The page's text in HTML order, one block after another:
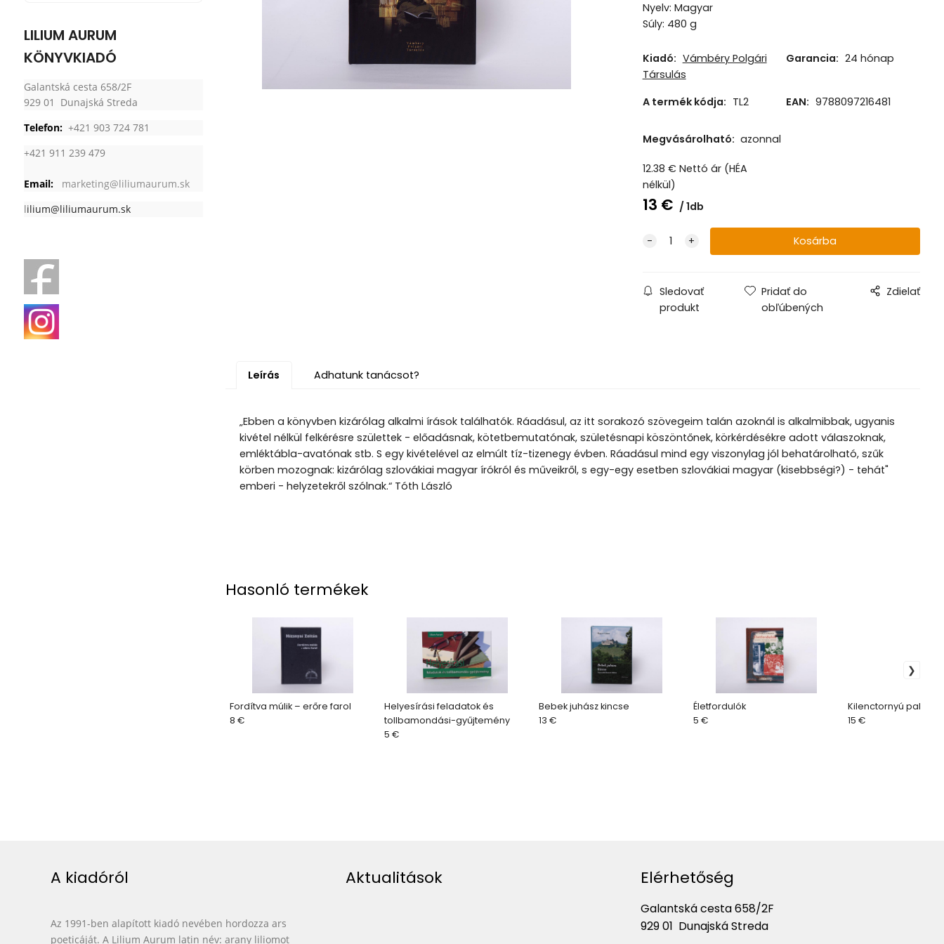
LILIUM AURUM
KÖNYVKIADÓ
Galantská cesta 658/2F
929 01 Dunajská Streda
Telefon: +421 903 724 781
+421 911 239 479
Email:
marketing@liliumaurum.sk
lilium@liliumaurum.sk
Nyelv: Magyar
Súly: 480 g
Kiadó: Vámbéry Polgári
Társulás
Garancia: 24 hónap
A termék kódja: TL2 EAN: 9788097216481
Megvásárolható: azonnal
12.38 € Nettó ár (HÉA
nélkül)
13 € 1db
Sledovať
produkt
Pridať do
obľúbených
Zdielať
Leírás Adhatunk tanácsot?
„Ebben a könyvben kizárólag alkalmi írások találhatók. Ráadásul, az itt sorakozó szövegeim talán azoknál is alkalmibbak, ugyanis
kivétel nélkül felkérésre születtek - előadásnak, kötetbemutatónak, születésnapi köszöntőnek, körkérdésékre adott válaszoknak,
emléktábla-avatónak stb. S egy kivételével az elmúlt tíz-tizenegy évben. Ráadásul mind egy viszonylag jól behatárolható, szűk
körben mozognak: kizárólag szlovákiai magyar írókról és műveikről, s egy-egy esetben szlovákiai magyar (kisebbségi?) - tehát"
emberi - helyzetekről szólnak.“ Tóth László
Hasonló termékek
Fordítva múlik – erőre farol
8 €
Helyesírási feladatok és
tollbamondási-gyűjtemény
5 €
Bebek juhász kincse
13 €
Életfordulók
5 €
Kilenctornyú palota
15 €
A kiadóról
Az 1991-ben alapított kiadó nevében hordozza ars
poeticáját. A Lilium Aurum latin név: arany liliomot
Aktualitások Elérhetőség
Galantská cesta 658/2F
929 01 Dunajská Streda